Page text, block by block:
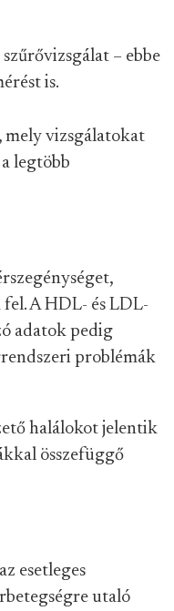
– ebbe
is.
mely vizsgálatokat
legtöbb
A HDL- és LDL-
adatok pedig
problémák
halálokot jelentik
összefüggő
esetleges
utaló